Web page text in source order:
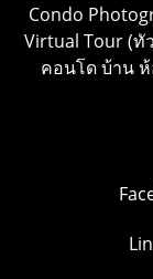
Condo
Virtual Tour (ทั
คอนโด บ้าน ห้